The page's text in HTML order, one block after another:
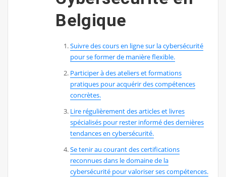
Belgique
Suivre des cours en ligne sur la cybersécurité
pour se former de manière flexible.
Participer à des ateliers et formations
pratiques pour acquérir des compétences
concrètes.
Lire régulièrement des articles et livres
spécialisés pour rester informé des dernières
tendances en cybersécurité.
Se tenir au courant des certifications
reconnues dans le domaine de la
cybersécurité pour valoriser ses compétences.